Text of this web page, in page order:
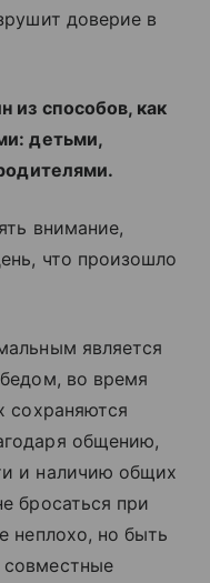
доверие в
из способов, как
детьми,
внимание,
что произошло
является
во время
сохраняются
общению,
и наличию общих
бросаться при
неплохо, но быть